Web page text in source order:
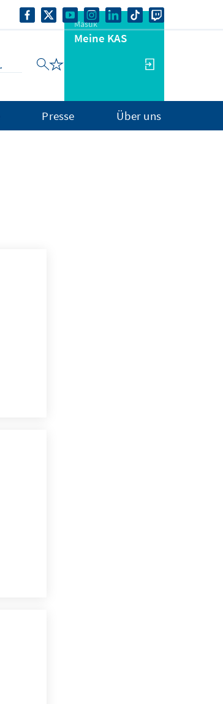
Masuk
Meine KAS
Presse Über uns